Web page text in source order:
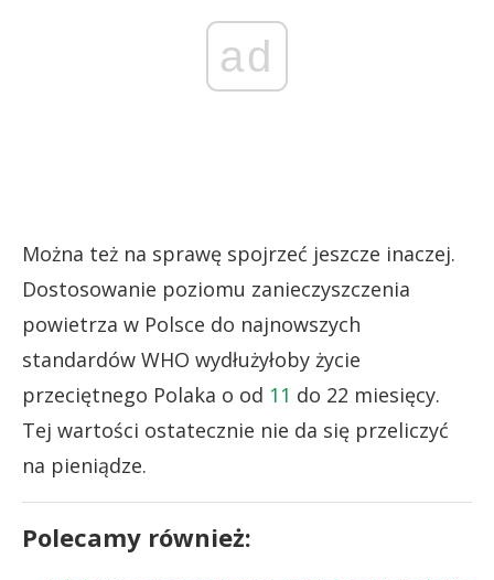
ad
Można też na sprawę spojrzeć jeszcze inaczej.
Dostosowanie poziomu zanieczyszczenia
powietrza w Polsce do najnowszych
standardów WHO wydłużyłoby życie
przeciętnego Polaka o od 11 do 22 miesięcy.
Tej wartości ostatecznie nie da się przeliczyć
na pieniądze.
Polecamy również: